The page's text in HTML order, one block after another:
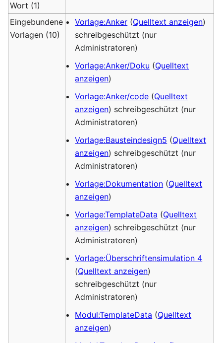
Wort (1)
Eingebundene
Vorlagen (10)
Vorlage:Anker (Quelltext anzeigen)
schreibgeschützt (nur
Administratoren)
Vorlage:Anker/Doku (Quelltext
anzeigen)
Vorlage:Anker/code (Quelltext
anzeigen) schreibgeschützt (nur
Administratoren)
Vorlage:Bausteindesign5 (Quelltext
anzeigen) schreibgeschützt (nur
Administratoren)
Vorlage:Dokumentation (Quelltext
anzeigen)
Vorlage:TemplateData (Quelltext
anzeigen) schreibgeschützt (nur
Administratoren)
Vorlage:Überschriftensimulation 4
(Quelltext anzeigen)
schreibgeschützt (nur
Administratoren)
Modul:TemplateData (Quelltext
anzeigen)